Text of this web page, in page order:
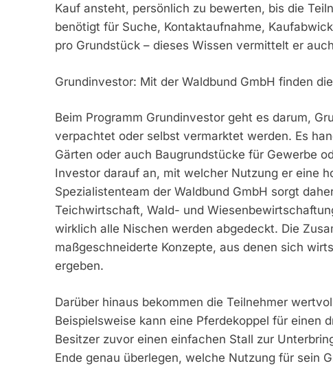
Kauf ansteht, persönlich zu bewerten, bis die
benötigt für Suche, Kontaktaufnahme,
pro Grundstück – dieses Wissen vermittelt er
Grundinvestor: Mit der Waldbund GmbH finden
Beim Programm Grundinvestor geht es darum,
verpachtet oder selbst vermarktet werden. Es
Gärten oder auch Baugrundstücke für Gewerbe
Investor darauf an, mit welcher Nutzung er eine
Spezialistenteam der Waldbund GmbH sorgt
Teichwirtschaft, Wald- und
wirklich alle Nischen werden abgedeckt. Die
maßgeschneiderte Konzepte, aus denen sich
ergeben.
Darüber hinaus bekommen die Teilnehmer
Beispielsweise kann eine Pferdekoppel für einen
Besitzer zuvor einen einfachen Stall zur
Ende genau überlegen, welche Nutzung für sein